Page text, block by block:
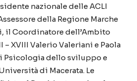
nazionale delle ACLI
della Regione Marche
il Coordinatore dell’Ambito
– XVIII Valerio Valeriani e Paola
dello sviluppo e
di Macerata. Le